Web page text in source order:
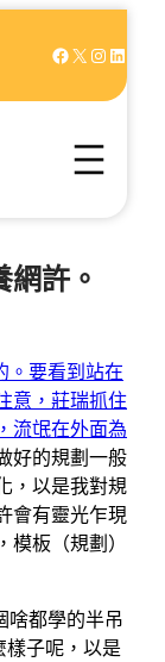
Facebook X Instagram LinkedIn
許。
。要看到站在
意，莊瑞抓住
流氓在外面為
好的規劃一般
，以是我對規
會有靈光乍現
模板（規劃）
都學的半吊
樣子呢，以是